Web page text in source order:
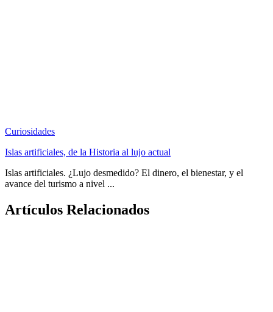
Curiosidades
Islas artificiales, de la Historia al lujo actual
Islas artificiales. ¿Lujo desmedido? El dinero, el bienestar, y el
avance del turismo a nivel ...
Artículos Relacionados